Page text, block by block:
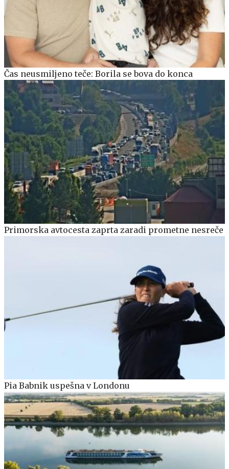
Čas neusmiljeno teče: Borila se bova do konca
Primorska avtocesta zaprta zaradi prometne nesreče
Pia Babnik uspešna v Londonu